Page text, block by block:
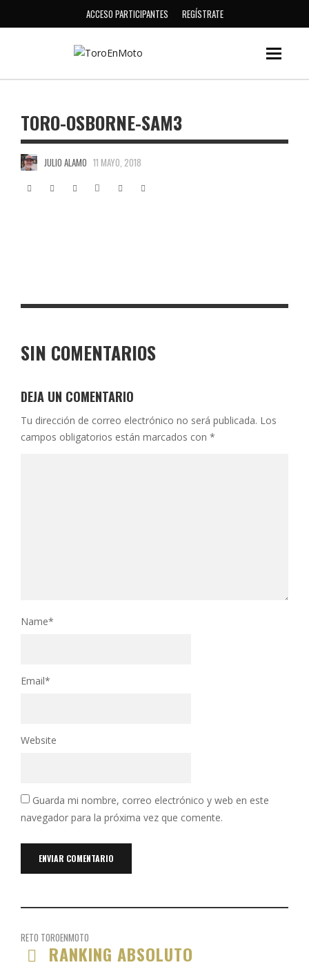
ACCESO PARTICIPANTES REGÍSTRATE
TORO-OSBORNE-SAM3
JULIO ALAMO 11 MAYO, 2018
SIN COMENTARIOS
DEJA UN COMENTARIO
Tu dirección de correo electrónico no será publicada. Los
campos obligatorios están marcados con *
Name*
Email*
Website
Guarda mi nombre, correo electrónico y web en este
navegador para la próxima vez que comente.
RETO TOROENMOTO
RANKING ABSOLUTO